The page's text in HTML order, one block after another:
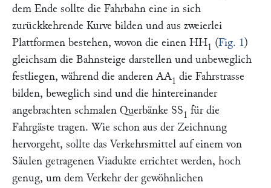
dem Ende sollte die Fahrbahn eine in sich
zurückkehrende Kurve bilden und aus zweierlei
Plattformen bestehen, wovon die einen HH1 (Fig. 1)
gleichsam die Bahnsteige darstellen und unbeweglich
festliegen, während die anderen AA1 die Fahrstrasse
bilden, beweglich sind und die hintereinander
angebrachten schmalen Querbänke SS1 für die
Fahrgäste tragen. Wie schon aus der Zeichnung
hervorgeht, sollte das Verkehrsmittel auf einem von
Säulen getragenen Viadukte errichtet werden, hoch
genug, um dem Verkehr der gewöhnlichen